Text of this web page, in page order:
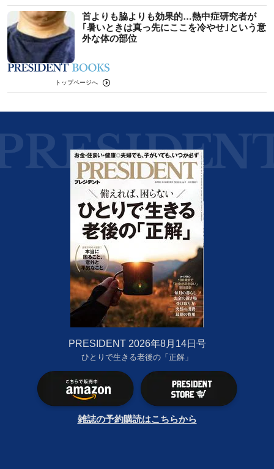
首よりも脇よりも効果的…熱中症研究者が
｢暑いときは真っ先にここを冷やせ｣という意
外な体の部位
トップページへ
PRESIDENT 2026年8月14日号
ひとりで生きる老後の「正解」
雑誌の予約購読はこちらから